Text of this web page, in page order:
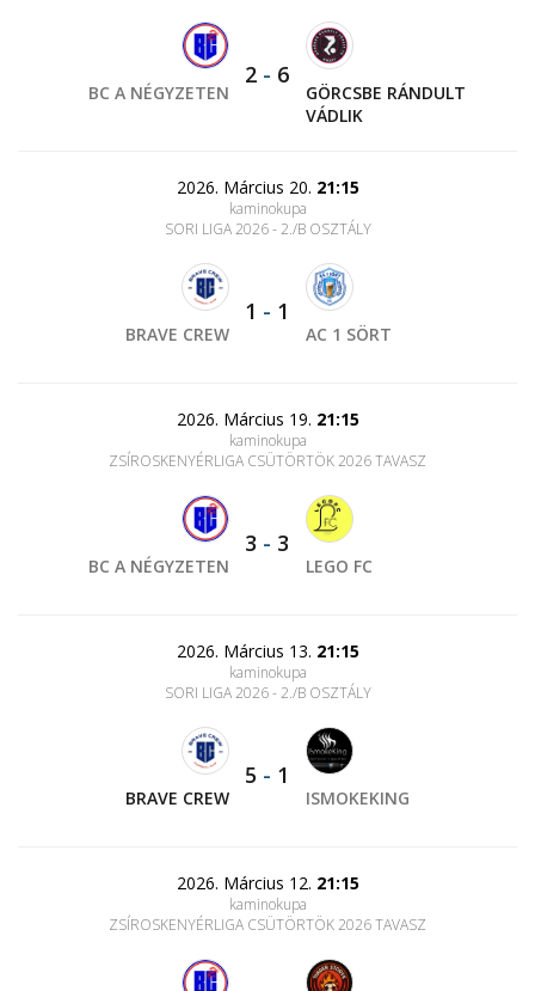
BC A NÉGYZETEN
2 - 6
GÖRCSBE RÁNDULT
VÁDLIK
2026. Március 20. 21:15
kaminokupa
SORI LIGA 2026 - 2./B OSZTÁLY
BRAVE CREW
1 - 1
AC 1 SÖRT
2026. Március 19. 21:15
kaminokupa
ZSÍROSKENYÉRLIGA CSÜTÖRTÖK 2026 TAVASZ
BC A NÉGYZETEN
3 - 3
LEGO FC
2026. Március 13. 21:15
kaminokupa
SORI LIGA 2026 - 2./B OSZTÁLY
BRAVE CREW
5 - 1
ISMOKEKING
2026. Március 12. 21:15
kaminokupa
ZSÍROSKENYÉRLIGA CSÜTÖRTÖK 2026 TAVASZ